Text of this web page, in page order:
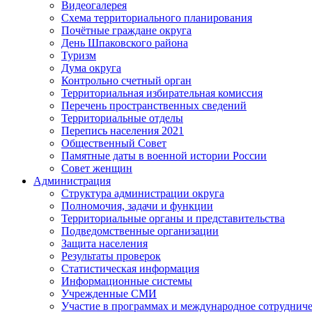
Видеогалерея
Схема территориального планирования
Почётные граждане округа
День Шпаковского района
Туризм
Дума округа
Контрольно счетный орган
Территориальная избирательная комиссия
Перечень пространственных сведений
Территориальные отделы
Перепись населения 2021
Общественный Совет
Памятные даты в военной истории России
Совет женщин
Администрация
Структура администрации округа
Полномочия, задачи и функции
Территориальные органы и представительства
Подведомственные организации
Защита населения
Результаты проверок
Статистическая информация
Информационные системы
Учрежденные СМИ
Участие в программах и международное